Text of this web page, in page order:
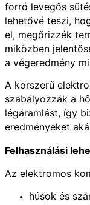
forró levegős
lehetővé teszi,
el, megőrizzék
miközben
a végeredmény
A korszerű
szabályozzák a
légáramlást, így
eredményeket
Felhasználási
Az elektromos
húsok és